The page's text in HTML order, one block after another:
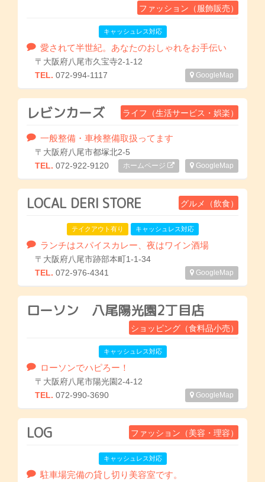
ファッション（服飾販売）
キャッシュレス対応
愛されて半世紀。あなたのおしゃれをお手伝い
〒大阪府八尾市久宝寺2-1-12
GoogleMap
TEL. 072-994-1117
レビンカーズ ライフ（生活サービス・娯楽）
一般整備・車検整備取扱ってます
〒大阪府八尾市都塚北2-5
GoogleMap
ホームページ
TEL. 072-922-9120
LOCAL DERI STORE グルメ（飲食）
テイクアウト有り キャッシュレス対応
ランチはスパイスカレー、夜はワイン酒場
〒大阪府八尾市跡部本町1-1-34
GoogleMap
TEL. 072-976-4341
ローソン 八尾陽光園2丁目店
ショッピング（食料品小売）
キャッシュレス対応
ローソンでハピろー！
〒大阪府八尾市陽光園2-4-12
GoogleMap
TEL. 072-990-3690
LOG ファッション（美容・理容）
キャッシュレス対応
駐車場完備の貸し切り美容室です。